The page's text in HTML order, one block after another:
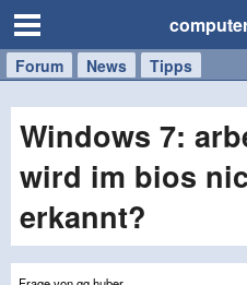
Forum News Tipps
Handy
Tablet
Windows
Mac
Windows 7:
wird im bios
erkannt?